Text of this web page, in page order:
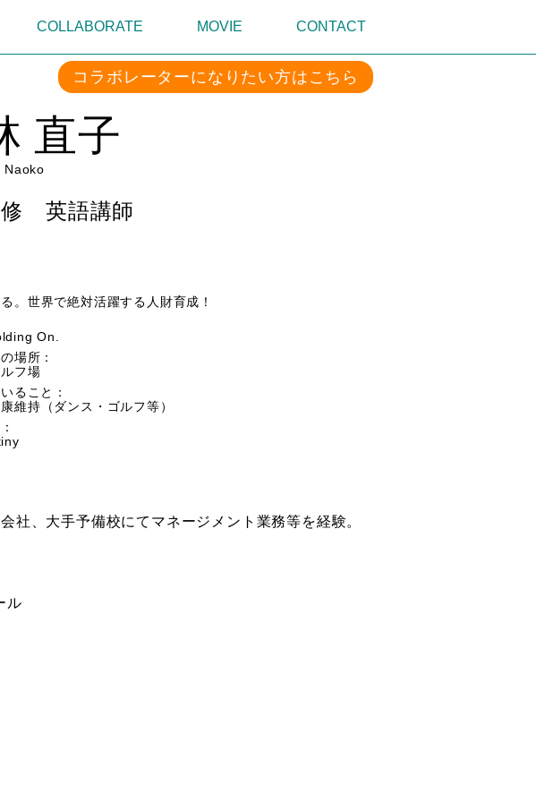
COLLABORATE MOVIE CONTACT
コラボレーターになりたい方はこちら
直子
Naoko
修 英語講師
。世界で絶対活躍する人財育成！
On.
場所：
フ場
ること：
維持（ダンス・ゴルフ等）
社、大手予備校にてマネージメント業務等を経験。
ル